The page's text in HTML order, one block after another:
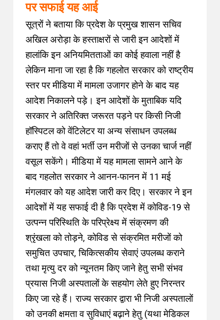
पर सफाई यह आई
सूत्रों ने बताया कि प्रदेश के प्रमुख शासन सचिव
अखिल अरोड़ा के हस्ताक्षरों से जारी इन आदेशों में
हालांकि इन अनियमितताओं का कोई हवाला नहीं है
लेकिन माना जा रहा है कि गहलोत सरकार को राष्ट्रीय
स्तर पर मीडिया में मामला उजागर होने के बाद यह
आदेश निकालने पड़े। इन आदेशों के मुताबिक यदि
सरकार ने अतिरिक्त जरूरत पड़ने पर किसी निजी
हॉस्पिटल को वेंटिलेटर या अन्य संसाधन उपलब्ध
कराए हैं तो वे वहां भर्ती उन मरीजों से उनका चार्ज नहीं
वसूल सकेंगे। मीडिया में यह मामला सामने आने के
बाद गहलोत सरकार ने आनन-फानन में 11 मई
मंगलवार को यह आदेश जारी कर दिए। सरकार ने इन
आदेशों में यह सफाई दी है कि प्रदेश में कोविड-19 से
उत्पन्न परिस्थिति के परिप्रेक्ष्य में संक्रमण की
श्रृंखला को तोड़ने, कोविड से संक्रमित मरीजों को
समुचित उपचार, चिकित्सकीय सेवाएं उपलब्ध कराने
तथा मृत्यु दर को न्यूनतम किए जाने हेतु सभी संभव
प्रयास निजी अस्पतालों के सहयोग लेते हुए निरन्तर
किए जा रहे हैं। राज्य सरकार द्वारा भी निजी अस्पतालों
को उनकी क्षमता व सुविधाएं बढ़ाने हेतु (यथा मेडिकल